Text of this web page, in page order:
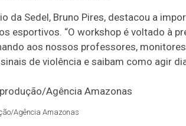
da Sedel, Bruno Pires, destacou a
esportivos. “O workshop é voltado à
aos nossos professores,
de violência e saibam como agir
Agência Amazonas